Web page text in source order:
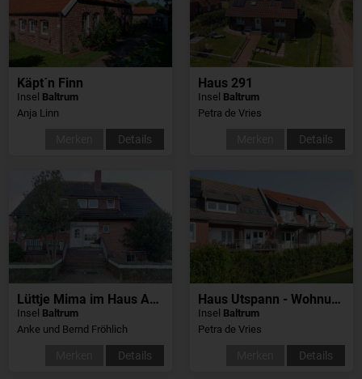
Käpt´n Finn
Insel Baltrum
Anja Linn
Details
Haus 291
Insel Baltrum
Petra de Vries
Details
Lüttje Mima im Haus Abert
Insel Baltrum
Anke und Bernd Fröhlich
Details
Haus Utspann - Wohnung 3
Insel Baltrum
Petra de Vries
Details